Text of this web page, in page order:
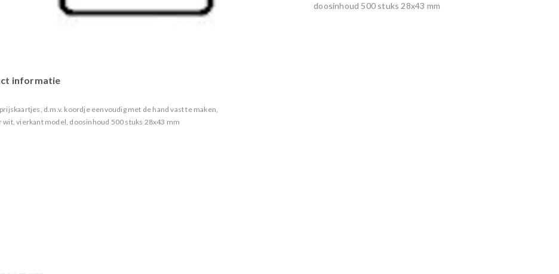
doosinhoud 500 stuks 28x43 mm
informatie
d.m.v. koordje eenvoudig met de hand vast te maken,
wit, vierkant model, doosinhoud 500 stuks 28x43 mm